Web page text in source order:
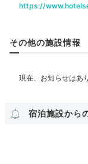
した。
Dinner
地元の旬素
ベビーベッド
部屋情報
https://
その他の施設情報
宿泊施設から